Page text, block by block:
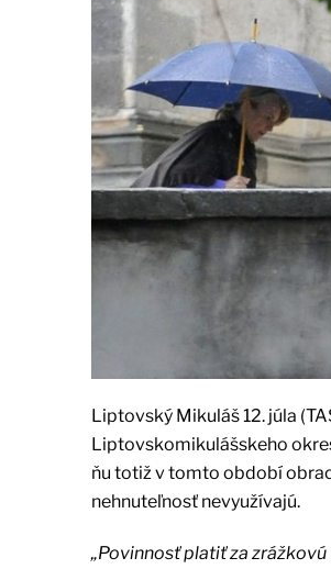
Liptovský Mikuláš 12. júla
Liptovskomikulášskeho
ňu totiž v tomto období
nehnuteľnosť nevyužívajú.
„Povinnosť platiť za